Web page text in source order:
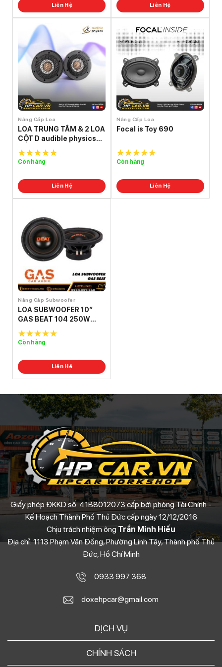
Liên Hệ Liên Hệ
Nâng Cấp Loa
LOA TRUNG TÂM & 2 LOA
CỘT D audible physics
ram 2
5.0out of
Còn hàng
Liên Hệ
Nâng Cấp Loa
Focal is Toy 690
5.0out of
Còn hàng
Liên Hệ
Nâng Cấp Subwoofer
LOA SUBWOOFER 10″
GAS BEAT 104 250W
(RMS) 500W
5.0out of
Còn hàng
Liên Hệ
Giấy phép ĐKKD số: 41B8012073 cấp bới phòng Tài Chính -
Kế Hoạch Thành Phố Thủ Đức cấp ngày 12/12/2016
Chịu trách nhiệm ông Trần Minh Hiếu
Địa chỉ: 1113 Phạm Văn Đồng, Phường Linh Tây, Thành phố Thủ
Đức, Hồ Chí Minh
0933 997 368
doxehpcar@gmail.com
DỊCH VỤ
CHÍNH SÁCH